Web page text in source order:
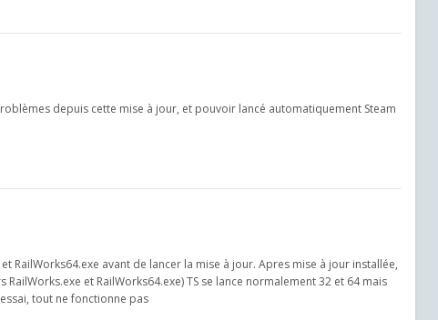
depuis cette mise à jour, et pouvoir lancé automatiquement Steam
RailWorks64.exe avant de lancer la mise à jour. Apres mise à jour installée,
et RailWorks64.exe) TS se lance normalement 32 et 64 mais
tout ne fonctionne pas